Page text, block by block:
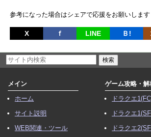
参考になった場合はシェアで応援をお願いします
X ｆ LINE Ｂ!
メイン
ホーム
サイト説明
WEB関連・ツール
ゲーム攻略・解
ドラクエ
ドラクエ
ドラクエ